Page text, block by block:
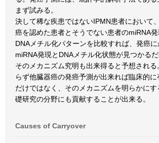
まず試みる。
決して稀な疾患ではないIPMN患者において
癌を認めた患者とそうでない患者のmiRNA
DNAメチル化パターンを比較すれば、発癌
miRNA発現とDNAメチル化状態が見つかるだ
そのメカニズム究明も出来得ると予想される
らず他臓器癌の発癌予測が出来れば臨床的に
だけではなく、そのメカニズムを明らかに
礎研究の分野にも貢献することが出来る。
Causes of Carryover